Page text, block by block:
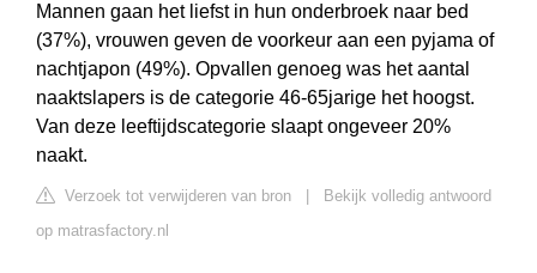
Mannen gaan het liefst in hun onderbroek naar bed
(37%), vrouwen geven de voorkeur aan een pyjama of
nachtjapon (49%). Opvallen genoeg was het aantal
naaktslapers is de categorie 46-65jarige het hoogst.
Van deze leeftijdscategorie slaapt ongeveer 20%
naakt.
Verzoek tot verwijderen van bron
Bekijk volledig antwoord
op matrasfactory.nl